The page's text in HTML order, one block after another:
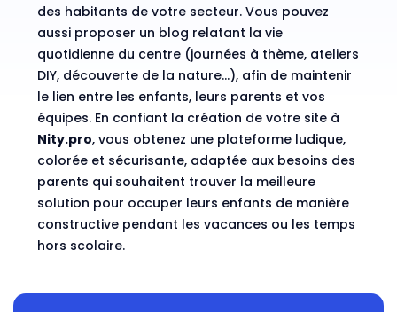
des habitants de votre secteur. Vous pouvez
aussi proposer un blog relatant la vie
quotidienne du centre (journées à thème, ateliers
DIY, découverte de la nature…), afin de maintenir
le lien entre les enfants, leurs parents et vos
équipes. En confiant la création de votre site à
Nity.pro, vous obtenez une plateforme ludique,
colorée et sécurisante, adaptée aux besoins des
parents qui souhaitent trouver la meilleure
solution pour occuper leurs enfants de manière
constructive pendant les vacances ou les temps
hors scolaire.